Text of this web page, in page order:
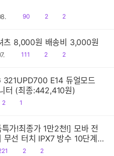
읽
90
공
2
댓
2
츠 8,000원 배송비 3,000원
읽
111
공
2
댓
2
321UPD700 E14 듀얼모드
터 (최종:442,410원)
공
2
댓1
가!최종가 1만2천!] 모바 전
선 터치 IPX7 방수 10단계
공
2
댓
2